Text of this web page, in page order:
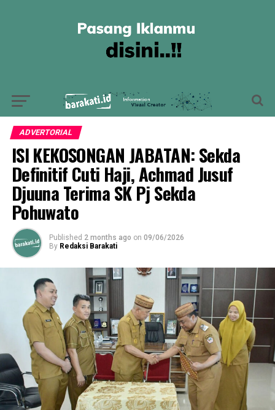
ADVERTORIAL
ISI KEKOSONGAN JABATAN: Sekda
Definitif Cuti Haji, Achmad Jusuf
Djuuna Terima SK Pj Sekda
Pohuwato
Published 2 months ago on 09/06/2026
By Redaksi Barakati